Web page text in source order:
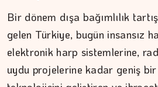
Bir dönem dışa bağımlılık
gelen Türkiye, bugün insansız
elektronik harp sistemlerine,
uydu projelerine kadar geniş
CANAN TOPKARA
Ekonomide güven arayışı…